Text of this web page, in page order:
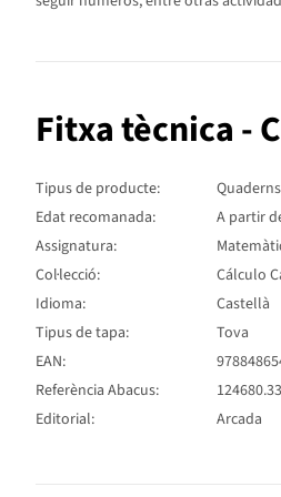
Fitxa tècnica -
Tipus de producte:
Edat recomanada:
A partir
Assignatura:
Col·lecció:
Cálculo
Idioma:
Castellà
Tipus de tapa:
Tova
EAN:
Referència Abacus:
124680.33
Editorial:
Arcada